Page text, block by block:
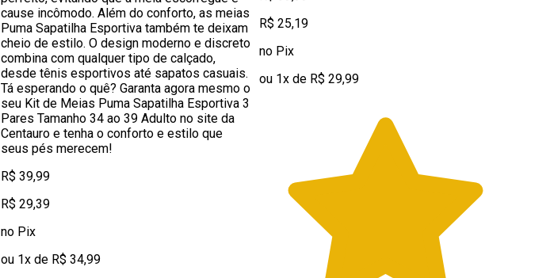
cause incômodo. Além do conforto, as meias
Puma Sapatilha Esportiva também te deixam
cheio de estilo. O design moderno e discreto
combina com qualquer tipo de calçado,
desde tênis esportivos até sapatos casuais.
Tá esperando o quê? Garanta agora mesmo o
seu Kit de Meias Puma Sapatilha Esportiva 3
Pares Tamanho 34 ao 39 Adulto no site da
Centauro e tenha o conforto e estilo que
seus pés merecem!
R$ 39,99
R$ 29,39
no Pix
ou 1x de R$ 34,99
R$ 25,19
no Pix
ou 1x de R$ 29,99